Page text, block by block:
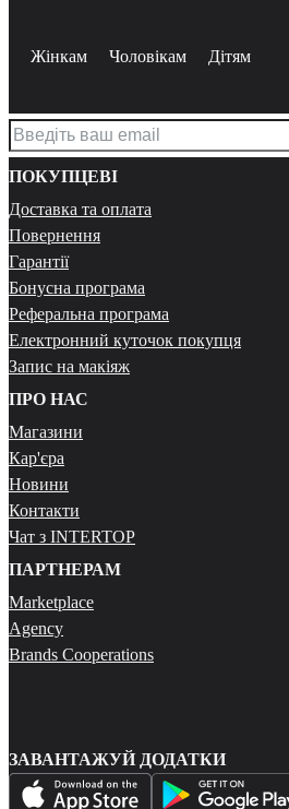
Жінкам Чоловікам Дітям
ПОКУПЦЕВІ
Доставка та оплата
Повернення
Гарантії
Бонусна програма
Реферальна програма
Електронний куточок покупця
Запис на макіяж
ПРО НАС
Магазини
Кар'єра
Новини
Контакти
Чат з INTERTOP
ПАРТНЕРАМ
Marketplace
Agency
Brands Cooperations
ЗАВАНТАЖУЙ ДОДАТКИ